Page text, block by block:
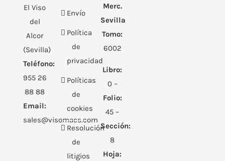
El Viso
del
Alcor
(Sevilla)
Teléfono:
955 26
88 88
Email:
sales@visomacs.com
Envío
Política
de
privacidad
Políticas
de
cookies
Resolución
de
litigios
Merc.
Sevilla
Tomo:
6002
Libro:
0 –
Folio:
45 –
Sección:
8
Hoja: